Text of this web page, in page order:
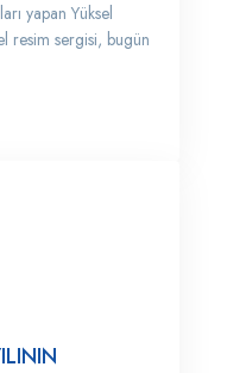
yapan Yüksel
resim sergisi, bugün